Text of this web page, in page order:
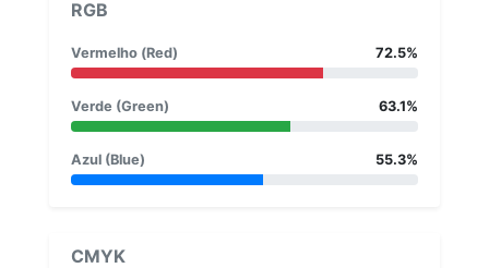
RGB
Vermelho (Red) 72.5%
Verde (Green) 63.1%
Azul (Blue) 55.3%
CMYK